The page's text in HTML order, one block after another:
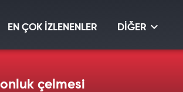
EN ÇOK İZLENENLER DİĞER
çelmesi